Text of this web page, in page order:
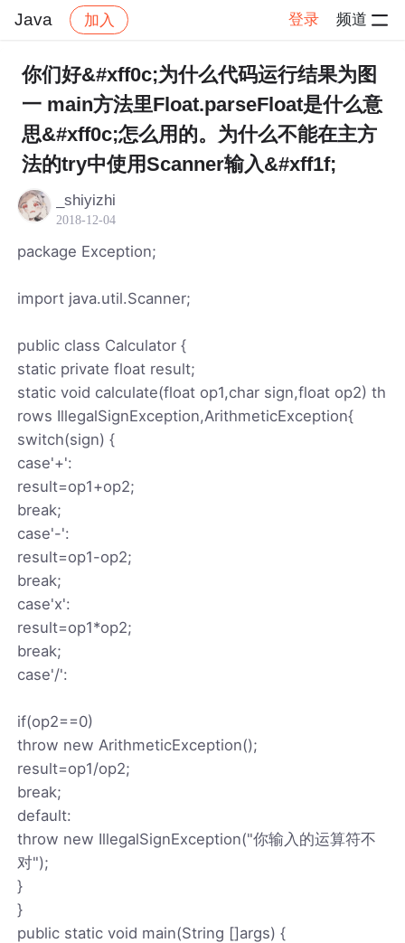
Java 加入 登录 频道
社区 Java 帖子详情
你们好&#xff0c;为什么代码运行结果为图
一 main方法里Float.parseFloat是什么意
思&#xff0c;怎么用的。为什么不能在主方
法的try中使用Scanner输入&#xff1f;
_shiyizhi
2018-12-04
package Exception;
import java.util.Scanner;
public class Calculator {
static private float result;
static void calculate(float op1,char sign,float op2) th
rows IllegalSignException,ArithmeticException{
switch(sign) {
case'+':
result=op1+op2;
break;
case'-':
result=op1-op2;
break;
case'x':
result=op1*op2;
break;
case'/':
if(op2==0)
throw new ArithmeticException();
result=op1/op2;
break;
default:
throw new IllegalSignException("你输入的运算符不
对");
}
}
public static void main(String []args) {